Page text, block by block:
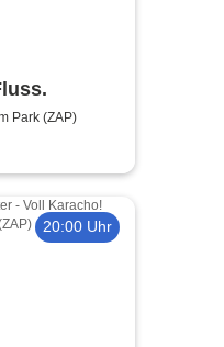
Park (ZAP)
20:00 Uhr